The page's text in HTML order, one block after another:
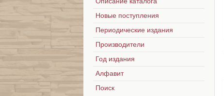
Новые поступления
Периодические издания
Производители
Год издания
Алфавит
Поиск